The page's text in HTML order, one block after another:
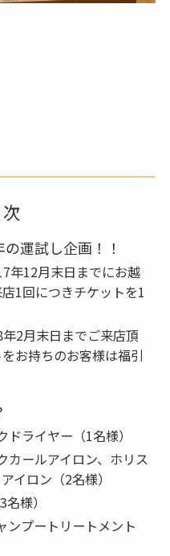
運試し企画！！
年12月末日までにお越
1回につきチケットを1
2月末日までご来店頂
お持ちのお客様は福引
ライヤー（1名様）
カールアイロン、ホリス
イロン（2名様）
様）
ンプートリートメント